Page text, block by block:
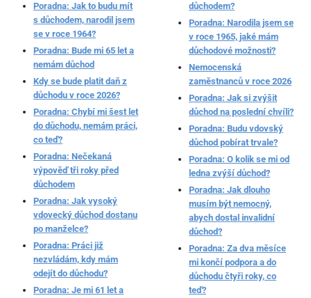
Poradna: Jak to budu mít
s důchodem, narodil jsem
se v roce 1964?
Poradna: Bude mi 65 let a
nemám důchod
Kdy se bude platit daň z
důchodu v roce 2026?
Poradna: Chybí mi šest let
do důchodu, nemám práci,
co teď?
Poradna: Nečekaná
výpověď tři roky před
důchodem
Poradna: Jak vysoký
vdovecký důchod dostanu
po manželce?
Poradna: Práci již
nezvládám, kdy mám
odejít do důchodu?
Poradna: Je mi 61 let a
důchodem?
Poradna: Narodila jsem se
v roce 1965, jaké mám
důchodové možnosti?
Nemocenská
zaměstnanců v roce 2026
Poradna: Jak si zvýšit
důchod na poslední chvíli?
Poradna: Budu vdovský
důchod pobírat trvale?
Poradna: O kolik se mi od
ledna zvýší důchod?
Poradna: Jak dlouho
musím být nemocný,
abych dostal invalidní
důchod?
Poradna: Za dva měsíce
mi končí podpora a do
důchodu čtyři roky, co
teď?